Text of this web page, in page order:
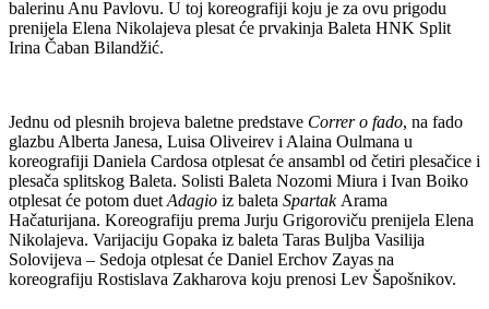
balerinu Anu Pavlovu. U toj koreografiji koju je za ovu prigodu
prenijela Elena Nikolajeva plesat će prvakinja Baleta HNK Split
Irina Čaban Bilandžić.
Jednu od plesnih brojeva baletne predstave Correr o fado, na fado
glazbu Alberta Janesa, Luisa Oliveirev i Alaina Oulmana u
koreografiji Daniela Cardosa otplesat će ansambl od četiri plesačice i
plesača splitskog Baleta. Solisti Baleta Nozomi Miura i Ivan Boiko
otplesat će potom duetAdagio iz baleta SpartakArama
Hačaturijana. Koreografiju prema Jurju Grigoroviču prenijela Elena
Nikolajeva. Varijaciju Gopaka iz baleta Taras Buljba Vasilija
Solovijeva – Sedoja otplesat će Daniel Erchov Zayas na
koreografiju Rostislava Zakharova koju prenosi Lev Šapošnikov.